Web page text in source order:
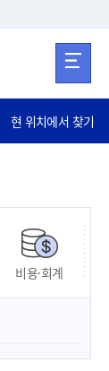
현 위치에서 찾기
비용·회계